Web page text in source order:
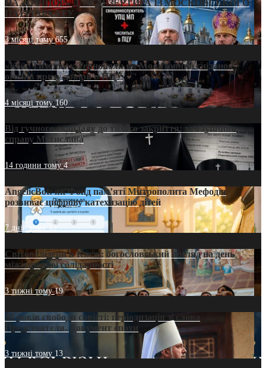
НА «ОФШОР» ДЛЯ ДЕЗЕРТИРА ІЗ МОСКОВСЬКОГО
ПАТРІАРХАТУ
3 місяці тому655
«Кейс Тихона» у Тернополі: як Молитовний сніданок
оголив кризу довіри в ПЦУ
4 місяці тому160
Від гучного скандалу до тихого закриття: хто зупинив
справу Мстислава
14 години тому4
AngelicBot: як Фонд пам’яті Митрополита Мефодія
розвиває цифрову катехизацію дітей
7 днів тому12
Світові лідери в Києві: богословський погляд на день
міжнародної солідарності
3 тижні тому19
35 років свободи совісті: періодизація зі слова
Предстоятеля. Документ епохи
3 тижні тому 13